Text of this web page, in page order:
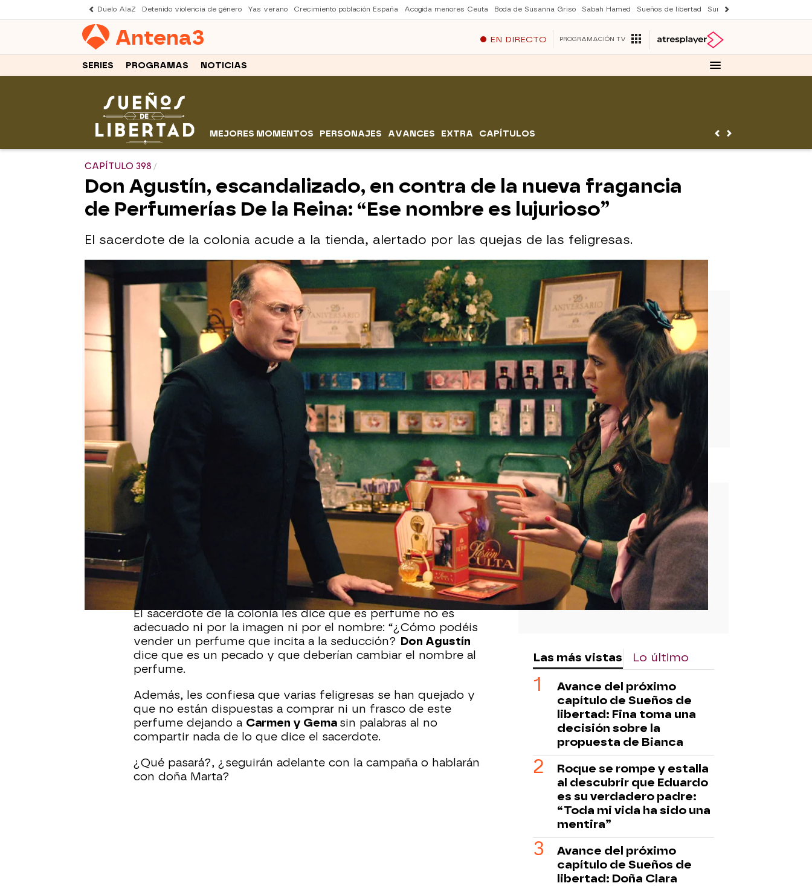
Duelo AlaZ Detenido violencia de género Yas verano Crecimiento población España Acogida menores Ceuta Boda de Susanna Griso Sabah Hamed Sueños de libertad Suri y Tom Cruise
Antena3 EN DIRECTO PROGRAMACIÓN TV
SERIES PROGRAMAS NOTICIAS
MEJORES MOMENTOS PERSONAJES AVANCES EXTRA CAPÍTULOS
CAPÍTULO 398
Don Agustín, escandalizado, en contra de la nueva fragancia
de Perfumerías De la Reina: “Ese nombre es lujurioso”
El sacerdote de la colonia acude a la tienda, alertado por las quejas de las feligresas.
Luis se disculpa con las chicas de la tienda y ellas aceptan ayudarle en la creación del perfume
Julia Zapata López
Whatsapp
Facebook
X Flipboard
Carmen y Gema
no entienden que prácticamente no estén
vendiendo nada del nuevo lanzamiento:
‘Pasión oculta’. Sus
dudas desaparecen cuando don Agustín
aparece en la tienda
muy enfadado.
El sacerdote de la colonia les dice que es perfume no es
adecuado ni por la imagen ni por el nombre: “¿Cómo podéis
vender un perfume que incita a la seducción? Don Agustín
dice que es un pecado y que deberían cambiar el nombre al
perfume.
Además, les confiesa que varias feligresas se han quejado y
que no están dispuestas a comprar ni un frasco de este
perfume dejando a Carmen y Gema sin palabras al no
compartir nada de lo que dice el sacerdote.
¿Qué pasará?, ¿seguirán adelante con la campaña o hablarán
con doña Marta?
Las más vistas Lo último
Avance del próximo
capítulo de Sueños de
libertad: Fina toma una
decisión sobre la
propuesta de Bianca
Roque se rompe y estalla
al descubrir que Eduardo
es su verdadero padre:
“Toda mi vida ha sido una
mentira”
Avance del próximo
capítulo de Sueños de
libertad: Doña Clara